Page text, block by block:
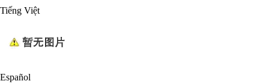
Tiếng Việt
Español